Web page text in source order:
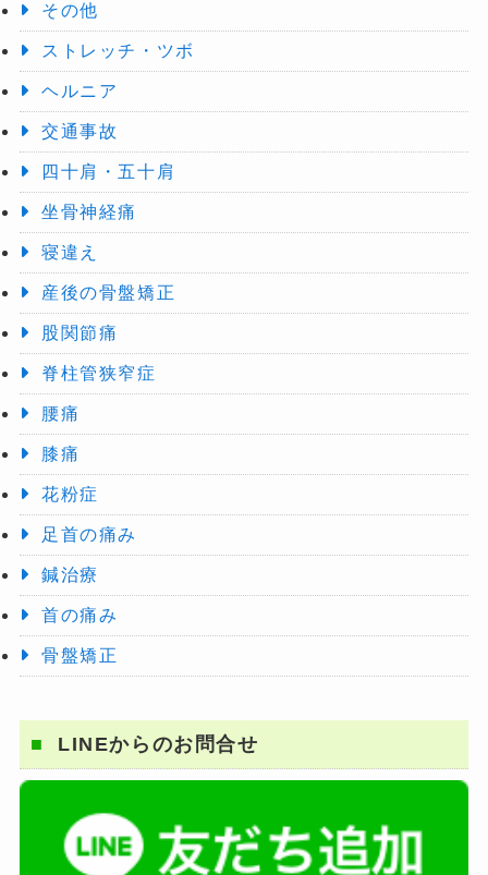
その他
ストレッチ・ツボ
ヘルニア
交通事故
四十肩・五十肩
坐骨神経痛
寝違え
産後の骨盤矯正
股関節痛
脊柱管狭窄症
腰痛
膝痛
花粉症
足首の痛み
鍼治療
首の痛み
骨盤矯正
LINEからのお問合せ